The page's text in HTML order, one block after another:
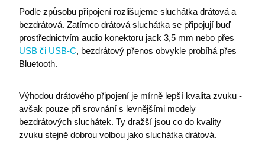
Podle způsobu připojení rozlišujeme sluchátka drátová a
bezdrátová. Zatímco drátová sluchátka se připojují buď
prostřednictvím audio konektoru jack 3,5 mm nebo přes
USB či USB-C, bezdrátový přenos obvykle probíhá přes
Bluetooth.
Výhodou drátového připojení je mírně lepší kvalita zvuku -
avšak pouze při srovnání s levnějšími modely
bezdrátových sluchátek. Ty dražší jsou co do kvality
zvuku stejně dobrou volbou jako sluchátka drátová.
Nezbytně nutné soubory
Analytika
funkce webových stránek, jako je přihlášení
uživatele a správa účtu. Webové stránky nelze bez
nezbytně nutných souborů cookie správně používat.
Název
Poskytovatel / Doména